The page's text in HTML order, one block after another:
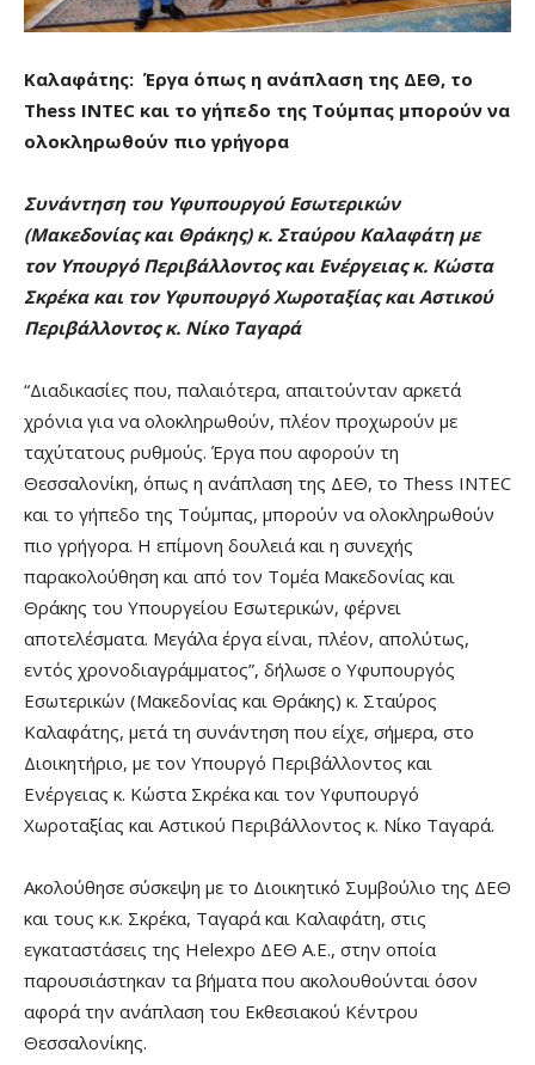
Καλαφάτης: Έργα όπως η ανάπλαση της ΔΕΘ, το
Thess INTEC και το γήπεδο της Τούμπας μπορούν να
ολοκληρωθούν πιο γρήγορα
Συνάντηση του Υφυπουργού Εσωτερικών
(Μακεδονίας και Θράκης) κ. Σταύρου Καλαφάτη με
τον Υπουργό Περιβάλλοντος και Ενέργειας κ. Κώστα
Σκρέκα και τον Υφυπουργό Χωροταξίας και Αστικού
Περιβάλλοντος κ. Νίκο Ταγαρά
“Διαδικασίες που, παλαιότερα, απαιτούνταν αρκετά
χρόνια για να ολοκληρωθούν, πλέον προχωρούν με
ταχύτατους ρυθμούς. Έργα που αφορούν τη
Θεσσαλονίκη, όπως η ανάπλαση της ΔΕΘ, το Thess INTEC
και το γήπεδο της Τούμπας, μπορούν να ολοκληρωθούν
πιο γρήγορα. Η επίμονη δουλειά και η συνεχής
παρακολούθηση και από τον Τομέα Μακεδονίας και
Θράκης του Υπουργείου Εσωτερικών, φέρνει
αποτελέσματα. Μεγάλα έργα είναι, πλέον, απολύτως,
εντός χρονοδιαγράμματος”, δήλωσε ο Υφυπουργός
Εσωτερικών (Μακεδονίας και Θράκης) κ. Σταύρος
Καλαφάτης, μετά τη συνάντηση που είχε, σήμερα, στο
Διοικητήριο, με τον Υπουργό Περιβάλλοντος και
Ενέργειας κ. Κώστα Σκρέκα και τον Υφυπουργό
Χωροταξίας και Αστικού Περιβάλλοντος κ. Νίκο Ταγαρά.
Ακολούθησε σύσκεψη με το Διοικητικό Συμβούλιο της ΔΕΘ
και τους κ.κ. Σκρέκα, Ταγαρά και Καλαφάτη, στις
εγκαταστάσεις της Helexpo ΔΕΘ Α.Ε., στην οποία
παρουσιάστηκαν τα βήματα που ακολουθούνται όσον
αφορά την ανάπλαση του Εκθεσιακού Κέντρου
Θεσσαλονίκης.